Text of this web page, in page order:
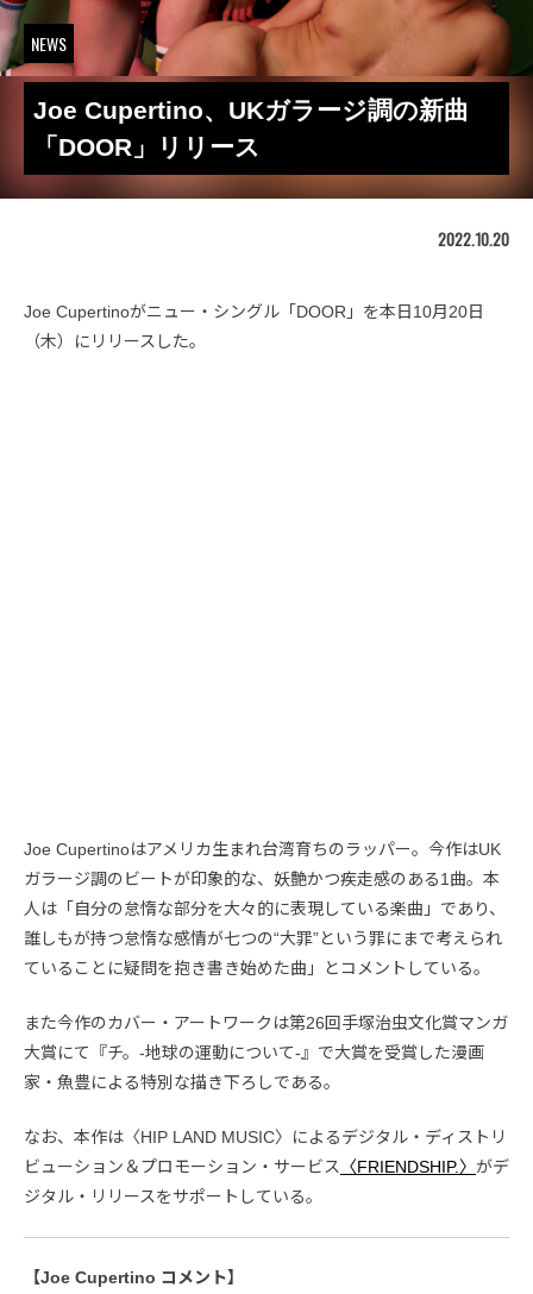
NEWS
Joe Cupertino、UKガラージ調の新曲
「DOOR」リリース
2022.10.20
Joe Cupertinoがニュー・シングル「DOOR」を本日10月20日
（木）にリリースした。
Joe Cupertinoはアメリカ生まれ台湾育ちのラッパー。今作はUK
ガラージ調のビートが印象的な、妖艶かつ疾走感のある1曲。本
人は「自分の怠惰な部分を大々的に表現している楽曲」であり、
誰しもが持つ怠惰な感情が七つの“大罪”という罪にまで考えられ
ていることに疑問を抱き書き始めた曲」とコメントしている。
また今作のカバー・アートワークは第26回手塚治虫文化賞マンガ
大賞にて『チ。-地球の運動について-』で大賞を受賞した漫画
家・魚豊による特別な描き下ろしである。
なお、本作は〈HIP LAND MUSIC〉によるデジタル・ディストリ
ビューション＆プロモーション・サービス
〈FRIENDSHIP.〉 がデ
ジタル・リリースをサポートしている。
【Joe Cupertino コメント】